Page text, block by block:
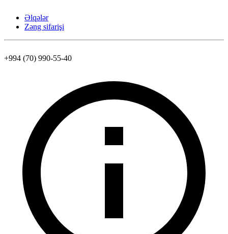
Əlqələr
Zəng sifarişi
+994 (70) 990-55-40